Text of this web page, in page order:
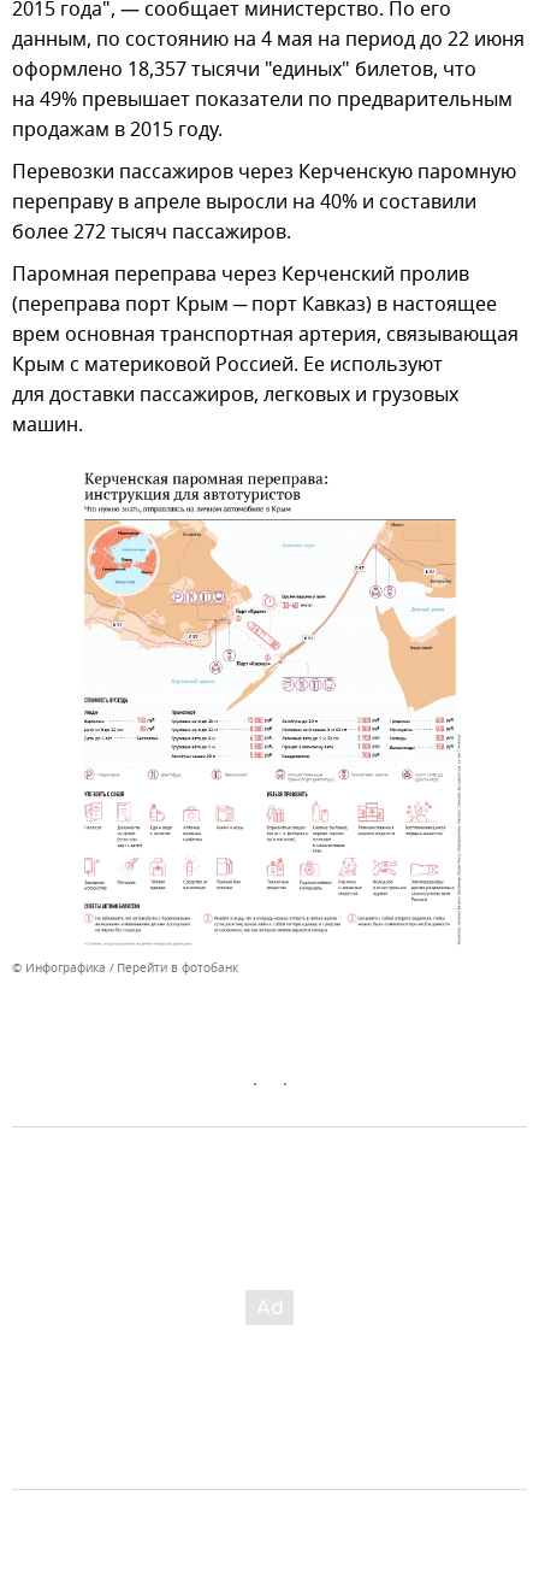
2015 года", — сообщает министерство. По его
данным, по состоянию на 4 мая на период до 22 июня
оформлено 18,357 тысячи "единых" билетов, что
на 49% превышает показатели по предварительным
продажам в 2015 году.
Перевозки пассажиров через Керченскую паромную
переправу в апреле выросли на 40% и составили
более 272 тысяч пассажиров.
Паромная переправа через Керченский пролив
(переправа порт Крым ─ порт Кавказ) в настоящее
врем основная транспортная артерия, связывающая
Крым с материковой Россией. Ее используют
для доставки пассажиров, легковых и грузовых
машин.
© Инфографика Перейти в фотобанк